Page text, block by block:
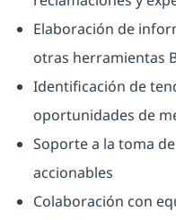
Elaboración de
otras herramientas
Identificación de
oportunidades de
Soporte a la toma
accionables
Colaboración con